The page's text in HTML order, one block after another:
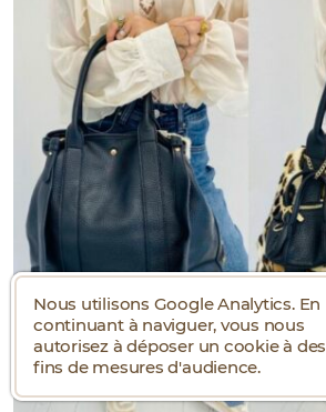
Nous utilisons Google Analytics. En
continuant à naviguer, vous nous
autorisez à déposer un cookie à des
fins de mesures d'audience.